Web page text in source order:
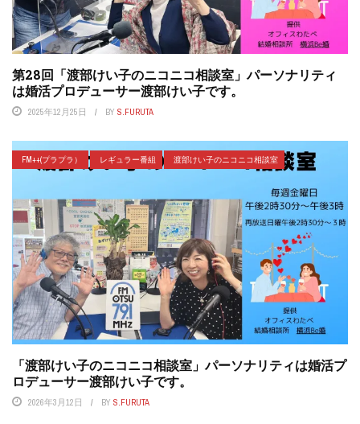
第28回「渡部けい子のニコニコ相談室」パーソナリティ
は婚活プロデューサー渡部けい子です。
2025年12月25日 BY S.FURUTA
FM++(プラプラ） レギュラー番組 渡部けい子のニコニコ相談室
「渡部けい子のニコニコ相談室」パーソナリティは婚活プ
ロデューサー渡部けい子です。
2026年3月12日 BY S.FURUTA